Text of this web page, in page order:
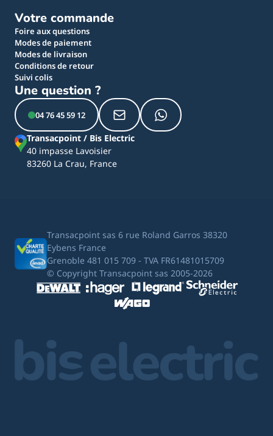
Votre commande
Foire aux questions
Modes de paiement
Modes de livraison
Conditions de retour
Suivi colis
Une question ?
04 76 45 59 12
Transacpoint / Bis Electric
40 impasse Lavoisier
83260 La Crau, France
Transacpoint sas 6 rue Roland Garros 38320
Eybens France
Grenoble 481 015 709 - TVA FR61481015709
© Copyright Transacpoint sas 2005-2026